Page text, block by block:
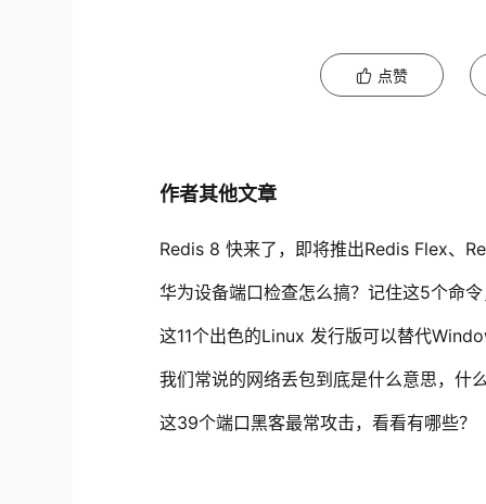
点赞
作者其他文章
Redis 8 快来了，即将推出Redis Flex、
华为设备端口检查怎么搞？记住这5个命
这11个出色的Linux 发行版可以替代
我们常说的网络丢包到底是什么意思，什
这39个端口黑客最常攻击，看看有哪些？